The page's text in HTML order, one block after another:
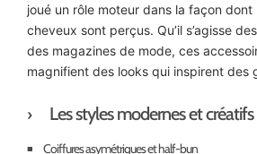
joué un rôle moteur dans la façon dont
cheveux sont perçus. Qu’il s’agisse
des magazines de mode, ces
magnifient des looks qui inspirent des
Les styles modernes et créatifs
Coiffures asymétriques et half-bun